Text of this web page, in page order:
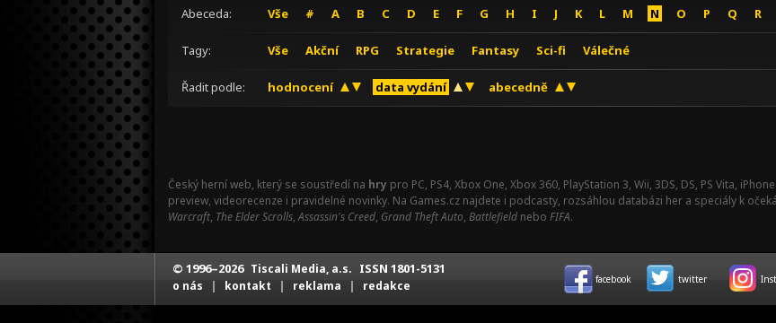
Abeceda: Vše # A B C D E F G H I J K L M N O P Q R
Tagy: Vše Akční RPG Strategie Fantasy Sci-fi Válečné
Řadit podle: hodnocení data vydání abecedně
Český herní web, který se soustředí na hry pro PC, PS4, Xbox One, Xbox 360, PlayStation 3, Wii, 3DS, DS, PS Vita,
preview, videorecenze i pravidelné novinky. Na Games.cz najdete i podcasty, rozsáhlou databázi her a speciály k
Warcraft, The Elder Scrolls,Assassin's Creed, Grand Theft Auto, Battlefield nebo FIFA.
© 1996–2026 Tiscali Media, a.s. ISSN 1801-5131
o nás | kontakt | reklama | redakce facebook twitter